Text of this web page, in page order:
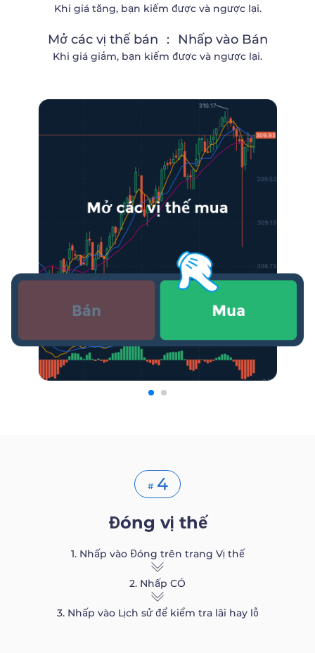
Khi giá tăng, bạn kiếm được và ngược lại.
Mở các vị thế bán ： Nhấp vào Bán
Khi giá giảm, bạn kiếm được và ngược lại.
# 4
Đóng vị thế
1. Nhấp vào Đóng trên trang Vị thế
2. Nhấp CÓ
3. Nhấp vào Lịch sử để kiểm tra lãi hay lỗ